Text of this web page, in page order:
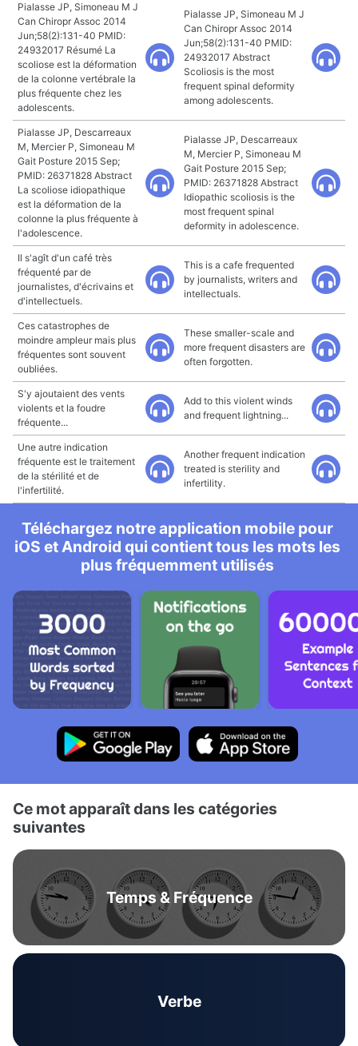
Pialasse JP, Simoneau M J
Can Chiropr Assoc 2014
Jun;58(2):131-40 PMID:
24932017 Résumé La
scoliose est la déformation
de la colonne vertébrale la
plus fréquente chez les
adolescents.
Pialasse JP, Simoneau M J
Can Chiropr Assoc 2014
Jun;58(2):131-40 PMID:
24932017 Abstract
Scoliosis is the most
frequent spinal deformity
among adolescents.
Pialasse JP, Descarreaux
M, Mercier P, Simoneau M
Gait Posture 2015 Sep;
PMID: 26371828 Abstract
La scoliose idiopathique
est la déformation de la
colonne la plus fréquente à
l'adolescence.
Pialasse JP, Descarreaux
M, Mercier P, Simoneau M
Gait Posture 2015 Sep;
PMID: 26371828 Abstract
Idiopathic scoliosis is the
most frequent spinal
deformity in adolescence.
Il s'agît d'un café très
fréquenté par de
journalistes, d'écrivains et
d'intellectuels.
This is a cafe frequented
by journalists, writers and
intellectuals.
Ces catastrophes de
moindre ampleur mais plus
fréquentes sont souvent
oubliées.
These smaller-scale and
more frequent disasters are
often forgotten.
S'y ajoutaient des vents
violents et la foudre
fréquente...
Add to this violent winds
and frequent lightning...
Une autre indication
fréquente est le traitement
de la stérilité et de
l'infertilité.
Another frequent indication
treated is sterility and
infertility.
Téléchargez notre application mobile pour
iOS et Android qui contient tous les mots les
plus fréquemment utilisés
Ce mot apparaît dans les catégories
suivantes
Temps & Fréquence
Verbe